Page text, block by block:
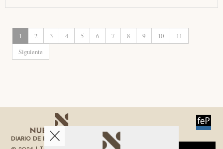
1 2 3 4 5 6 7 8 9 10
11
Siguiente
DIARIO DE ECONOMÍA DE LA REGIÓN DE MURCIA